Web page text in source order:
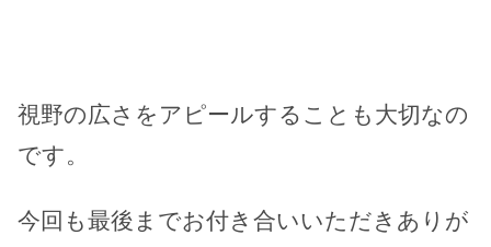
視野の広さをアピールすることも大切なの
です。
今回も最後までお付き合いいただきありが